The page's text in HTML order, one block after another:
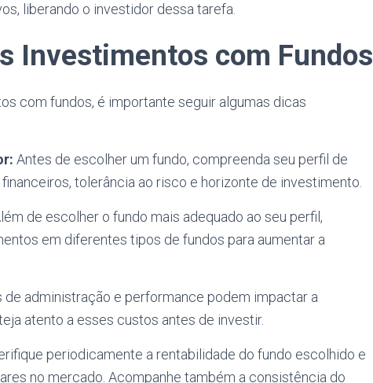
liberando o investidor dessa tarefa.
Investimentos com Fundos
com fundos, é importante seguir algumas dicas
Antes de escolher um fundo, compreenda seu perfil de
tolerância ao risco e horizonte de investimento.
de escolher o fundo mais adequado ao seu perfil,
em diferentes tipos de fundos para aumentar a
de administração e performance podem impactar a
atento a esses custos antes de investir.
periodicamente a rentabilidade do fundo escolhido e
no mercado. Acompanhe também a consistência do